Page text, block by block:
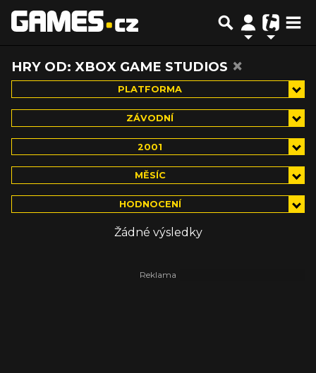
HRY OD: XBOX GAME STUDIOS ×
PLATFORMA
ZÁVODNÍ
2001
MĚSÍC
HODNOCENÍ
Žádné výsledky